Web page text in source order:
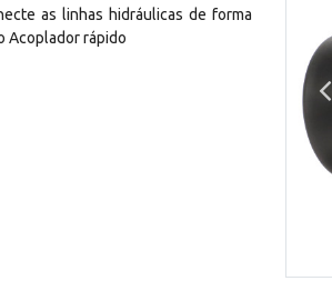
as linhas hidráulicas de forma
Acoplador rápido